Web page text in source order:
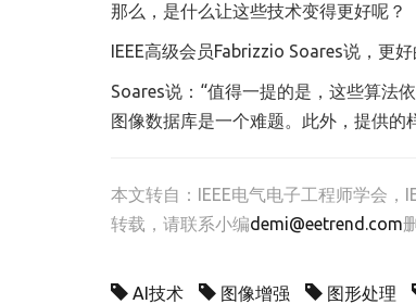
那么，是什么让这些技术变得更好呢？
IEEE高级会员Fabrizzio Soares说，更好
Soares说：“值得一提的是，这些算法
图像数据库是一个难题。此外，提供
本文转自： IEEE电气电子工程师学会，
转载，请联系小编demi@eetrend.com
AI技术 图像增强 图形处理